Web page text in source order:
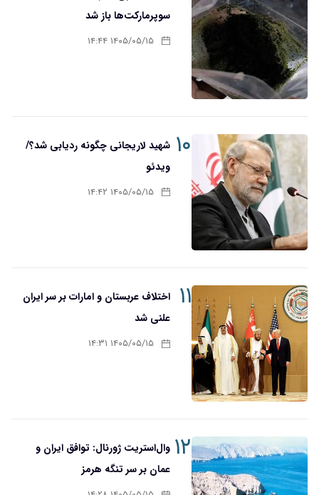
سوپرمارکت‌ها باز شد
۱۴۰۵/۰۵/۱۵ ۱۴:۴۴
۱۰ شهید لاریجانی چگونه ردیابی شد؟/
ویدئو
۱۴۰۵/۰۵/۱۵ ۱۴:۴۲
۱۱
اختلاف عربستان و امارات بر سر ایران
علنی شد
۱۴۰۵/۰۵/۱۵ ۱۴:۳۱
۱۲ وال‌استریت ژورنال: توافق ایران و
عمان بر سر تنگه هرمز